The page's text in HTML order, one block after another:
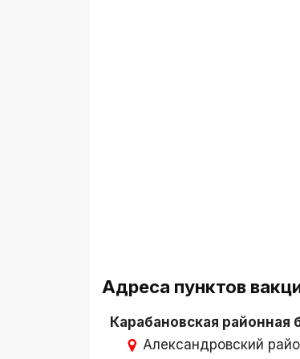
Адреса пунктов
Карабановская районная
Александровский